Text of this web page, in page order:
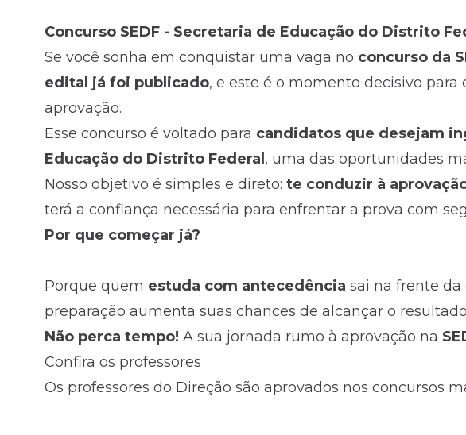
Fale com o time comercial
Concurso SEDF - Secretaria de Educação do Distrito
Se você sonha em conquistar uma vaga no concurso da
edital já foi publicado, e este é o momento decisivo
aprovação.
Esse concurso é voltado para candidatos que desejam
Educação do Distrito Federal , uma das oportunidades
Nosso objetivo é simples e direto: te conduzir à
terá a confiança necessária para enfrentar a prova com
Por que começar já?
Porque quem estuda com antecedência sai na frente da
preparação aumenta suas chances de alcançar o
Não perca tempo! A sua jornada rumo à aprovação na
Confira os professores
Os professores do Direção são aprovados nos concursos